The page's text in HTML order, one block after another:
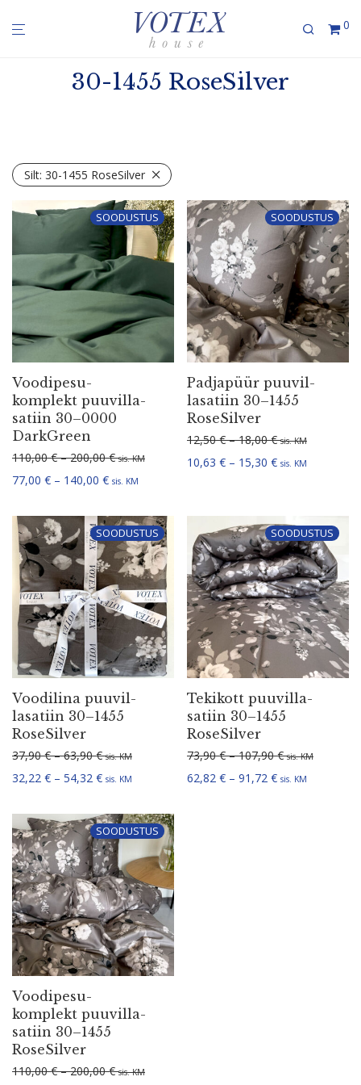
0
30-1455 RoseSilver
Silt: 30-1455 RoseSilver
SOODUSTUS
Voodi­pe­su­
komplekt puuvil­la­
satiin 30–0000
DarkGreen
110,00€ – 200,00€Hinnavahemik: 110,00 € kuni 200,00 €
sis. KM
77,00 € – 140,00 €Hinnavahemik: 77,00 € kuni 140,00 €
sis. KM
SOODUSTUS
Padjapüür puuvil­
la­satiin 30–1455
RoseSilver
12,50€ – 18,00€Hinnavahemik:
sis. KM
10,63 € – 15,30 €Hinnavahemik:
sis. KM
SOODUSTUS
Voodilina puuvil­
la­satiin 30–1455
RoseSilver
37,90€ – 63,90€Hinnavahemik: 37,90 € kuni 63,90 €
sis. KM
32,22 € – 54,32 €Hinnavahemik: 32,22 € kuni 54,32 €
sis. KM
SOODUSTUS
Tekikott puuvil­la­
satiin 30–1455
RoseSilver
73,90€ – 107,90€ sis. KM
62,82 € – 91,72 €Hinnavahemik:
sis. KM
SOODUSTUS
Voodi­pe­su­
komplekt puuvil­la­
satiin 30–1455
RoseSilver
110,00€ – 200,00€Hinnavahemik: 110,00 € kuni 200,00 €
sis. KM